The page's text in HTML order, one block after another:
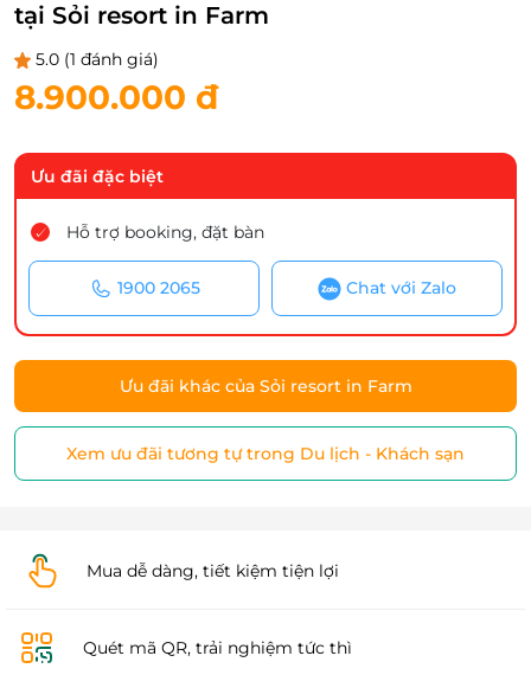
tại Sỏi resort in Farm
5.0 (1 đánh giá)
8.900.000 đ
Ưu đãi đặc biệt
Hỗ trợ booking, đặt bàn
1900 2065 Chat với Zalo
Ưu đãi khác của Sỏi resort in Farm
Xem ưu đãi tương tự trong Du lịch - Khách sạn
Mua dễ dàng, tiết kiệm tiện lợi
Quét mã QR, trải nghiệm tức thì